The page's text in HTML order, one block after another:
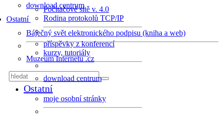
download centrum
Ostatní
Báječný svět elektronického podpisu (kniha a web)
Muzeum Internetu .cz
Počítačové sítě v. 4.0
Rodina protokolů TCP/IP
příspěvky z konferencí
kurzy, tutoriály
download centrum
Ostatní
moje osobní stránky